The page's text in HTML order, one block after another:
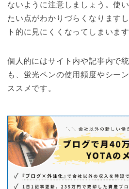
ないように注意しましょう。使
たい点がわかりづらくなります
ト的に見にくくなってしまいます
個人的にはサイト内や記事内で
も、蛍光ペンの使用頻度やシー
ススメです。